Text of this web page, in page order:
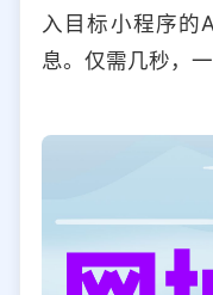
入目标小程序的
息。仅需几秒，